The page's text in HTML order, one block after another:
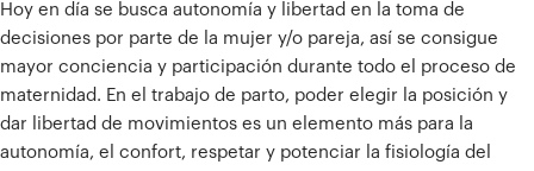
Hoy en día se busca autonomía y libertad en la toma de
decisiones por parte de la mujer y/o pareja, así se consigue
mayor conciencia y participación durante todo el proceso de
maternidad. En el trabajo de parto, poder elegir la posición y
dar libertad de movimientos es un elemento más para la
autonomía, el confort, respetar y potenciar la fisiología del